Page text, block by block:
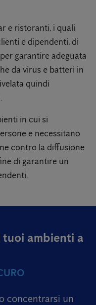
e ristoranti, i quali
e dipendenti, di
garantire adeguata
da virus e batteri in
quindi
in cui si
e necessitano
contro la diffusione
di garantire un
ambienti a
concentrarsi un